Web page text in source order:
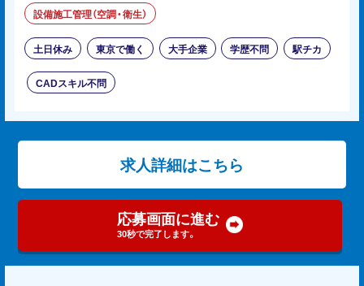
設備施工管理（空調・衛生）
土日休み 東京で働く 大手企業 学歴不問 駅チカ
CADスキル不問
求人詳細はこちら
応募画面に進む
30秒で完了します。